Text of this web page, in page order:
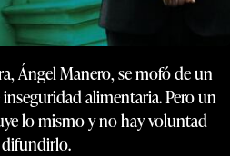
Ángel Manero, se mofó de un
alimentaria. Pero un
lo mismo y no hay voluntad